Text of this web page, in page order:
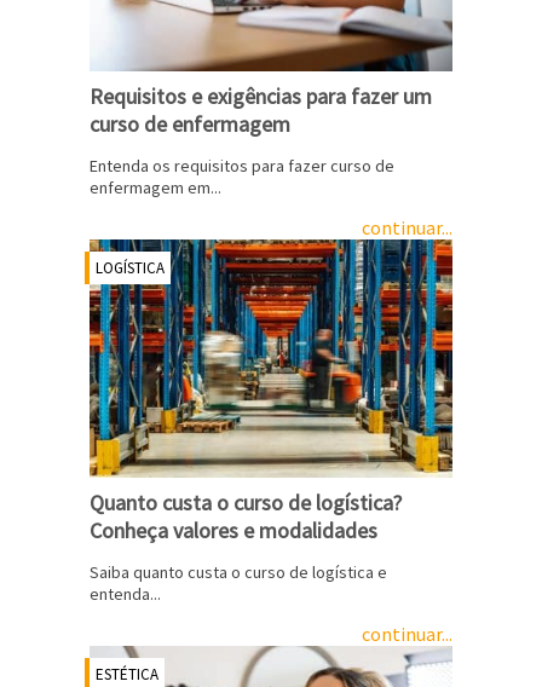
Requisitos e exigências para fazer um
curso de enfermagem
Entenda os requisitos para fazer curso de
enfermagem em...
continuar...
LOGÍSTICA
Quanto custa o curso de logística?
Conheça valores e modalidades
Saiba quanto custa o curso de logística e
entenda...
continuar...
ESTÉTICA